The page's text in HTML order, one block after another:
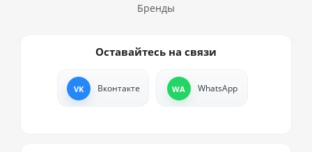
Бренды
Оставайтесь на связи
Вконтакте WhatsApp